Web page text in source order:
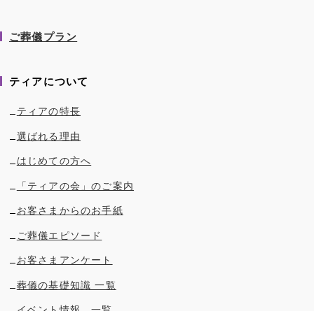
ご葬儀プラン
ティアについて
ティアの特長
選ばれる理由
はじめての方へ
「ティアの会」のご案内
お客さまからのお手紙
ご葬儀エピソード
お客さまアンケート
葬儀の基礎知識 一覧